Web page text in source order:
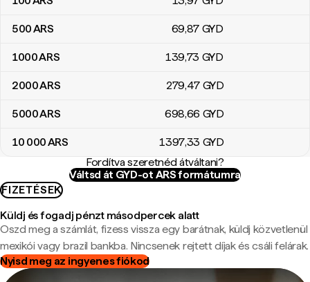
500ARS 69,87 GYD
1000ARS 139,73 GYD
2000ARS 279,47 GYD
5000ARS 698,66 GYD
10 000ARS 1397,33 GYD
Fordítva szeretnéd átváltani?
Váltsd át GYD-ot ARS formátumra
FIZETÉSEK
Küldj és fogadj pénzt másodpercek alatt
Oszd meg a számlát, fizess vissza egy barátnak, küldj közvetlenül
mexikói vagy brazil bankba. Nincsenek rejtett díjak és csáli felárak.
Nyisd meg az ingyenes fiókod